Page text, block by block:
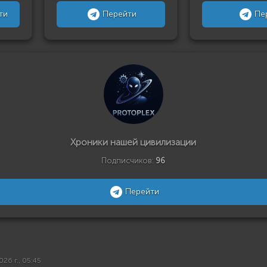
Перейти
Хроники нашей цивилизации
Подписчиков: 96
Перейти
г., 05:45